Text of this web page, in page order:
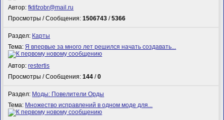
Автор:fktifzobr@mail.ru
Просмотры / Сообщения:1506743 /5366
Раздел: Карты
Тема:Я впервые за много лет решился начать создавать...
Автор:restertis
Просмотры / Сообщения:144 /0
Раздел: Моды: Повелители Орды
Тема: Множество исправлений в одном моде для...